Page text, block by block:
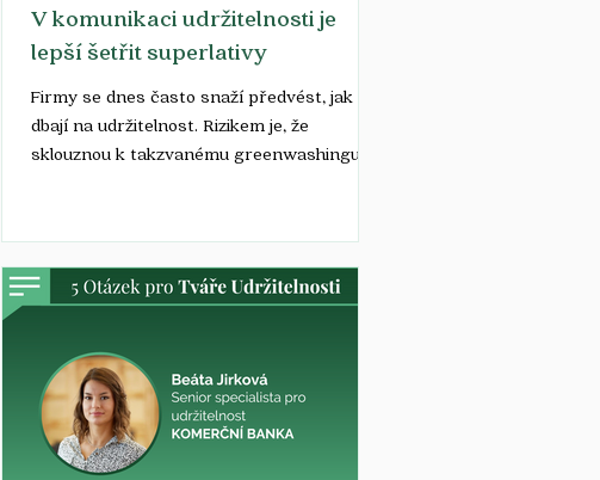
V komunikaci udržitelnosti je
lepší šetřit superlativy
Firmy se dnes často snaží předvést, jak
dbají na udržitelnost. Rizikem je, že
sklouznou k takzvanému greenwashingu,